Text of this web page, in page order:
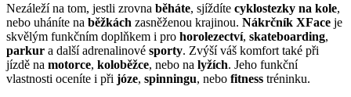
Nezáleží na tom, jestli zrovna běháte, sjíždíte cyklostezky na kole,
nebo uháníte na běžkách zasněženou krajinou. Nákrčník XFace je
skvělým funkčním doplňkem i pro horolezectví, skateboarding,
parkur a další adrenalinové sporty. Zvýší váš komfort také při
jízdě na motorce, koloběžce, nebo na lyžích. Jeho funkční
vlastnosti oceníte i při józe, spinningu, nebo fitness tréninku.